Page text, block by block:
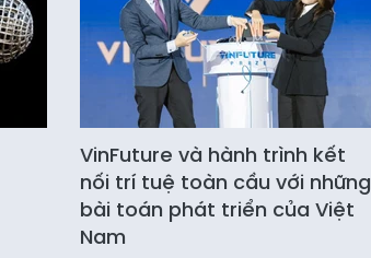
VinFuture và hành trình kết
nối trí tuệ toàn cầu với những
bài toán phát triển của Việt
Nam